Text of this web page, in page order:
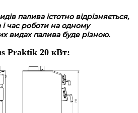
палива істотно відрізняється,
і час роботи на одному
видах палива буде різною.
Praktik 20 кВт: